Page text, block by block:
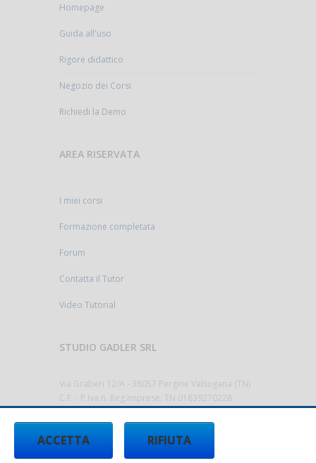
Homepage
Guida all'uso
Rigore didattico
Negozio dei Corsi
Richiedi la Demo
AREA RISERVATA
I miei corsi
Formazione completata
Forum
Contatta il Tutor
Video Tutorial
STUDIO GADLER SRL
Via Graberi 12/A - 38057 Pergine Valsugana (TN)
C.F. - P.Iva n. Reg.Imprese: TN 01839270228
Cap.Sociale 10.000,00€ i.v.
Codice Destinatario T9K4ZHO
RIFIUTA
ACCETTA